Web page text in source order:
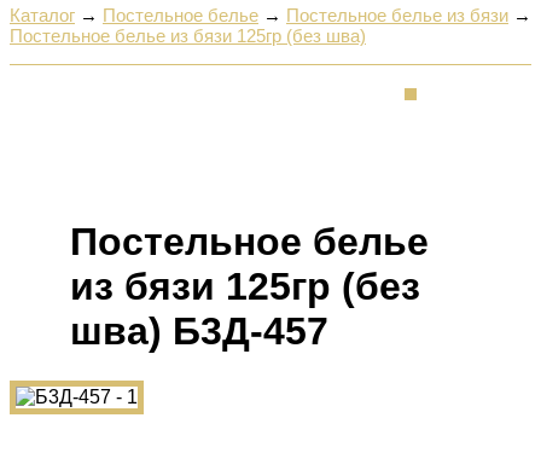
Каталог → Постельное белье → Постельное белье из бязи →
Постельное белье из бязи 125гр (без шва)
Постельное белье
из бязи 125гр (без
шва) Б3Д-457